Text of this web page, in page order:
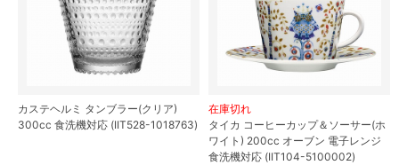
カステヘルミ タンブラー(クリア)
300cc 食洗機対応 (IIT528-1018763)
在庫切れ
タイカ コーヒーカップ＆ソーサー(ホ
ワイト) 200cc オーブン 電子レンジ
食洗機対応 (IIT104-5100002)